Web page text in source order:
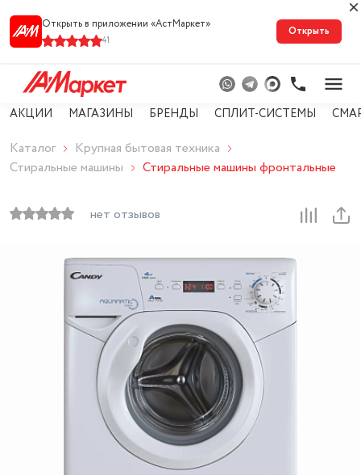
Открыть в приложении «АстМарке‪т‬»
41
Открыть
АКЦИИ МАГАЗИНЫ БРЕНДЫ СПЛИТ-СИСТЕМЫ
Каталог
Крупная бытовая техника
Стиральные машины
Стиральные машины фронтальные
нет отзывов